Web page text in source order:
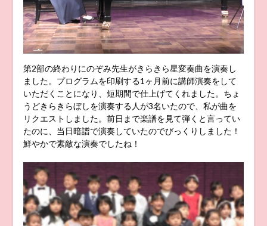
第2部の終わりにのぞみ先生がきらきら星変奏曲を演奏し
ました。プログラムを印刷する1ヶ月前に講師演奏をして
いただくことになり、短期間で仕上げてくれました。ちょ
うどきらきらぼしを演奏する人が3名いたので、私が曲を
リクエストしました。前日まで楽譜を見て弾くと言ってい
たのに、当日暗譜で演奏していたのでびっくりしました！
鮮やかで素敵な演奏でしたね！